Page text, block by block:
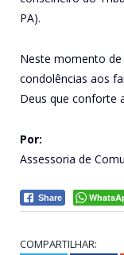
PA).
Neste momento
condolências aos
Deus que conforte
Por:
Assessoria de
Share
COMPARTILHAR: